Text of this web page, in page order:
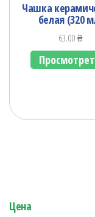
Чашка
белая (320
63.00₴
Цена